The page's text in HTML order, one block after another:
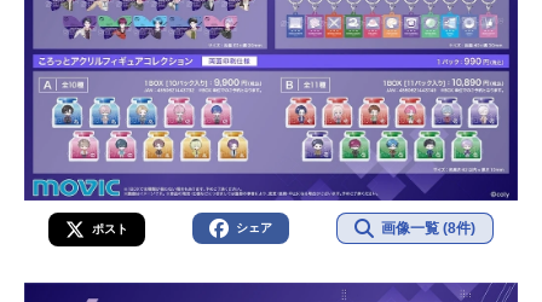
ポスト シェア 画像一覧 (8件)